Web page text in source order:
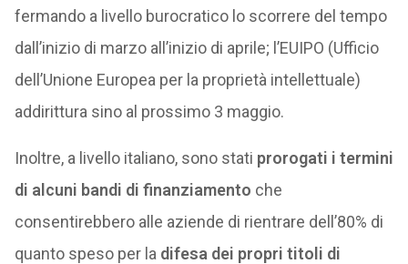
fermando a livello burocratico lo scorrere del tempo
dall’inizio di marzo all’inizio di aprile; l’EUIPO (Ufficio
dell’Unione Europea per la proprietà intellettuale)
addirittura sino al prossimo 3 maggio.
Inoltre, a livello italiano, sono stati prorogati i termini
di alcuni bandi di finanziamento che
consentirebbero alle aziende di rientrare dell’80% di
quanto speso per la difesa dei propri titoli di